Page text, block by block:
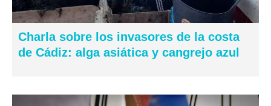
Charla sobre los invasores de la costa
de Cádiz: alga asiática y cangrejo azul